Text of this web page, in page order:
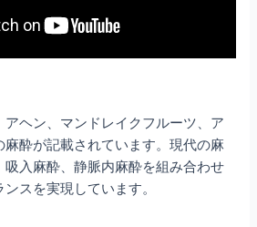
ヘン、マンドレイクフルーツ、ア
酔が記載されています。現代の麻
入麻酔、静脈内麻酔を組み合わせ
スを実現しています。